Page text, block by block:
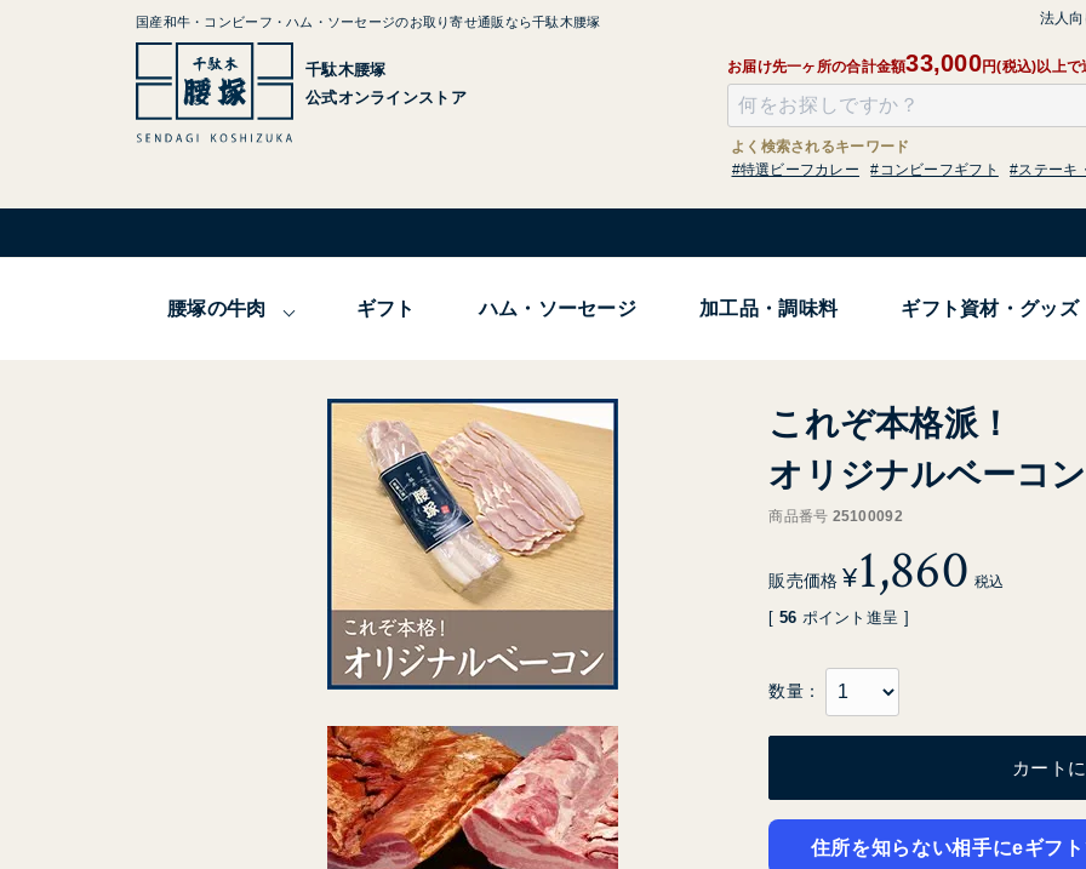
国産和牛・コンビーフ・ハム・ソーセージのお取り寄せ通販なら千駄木腰塚
千駄木腰塚
公式オンラインストア
法人
お届け先一ヶ所の合計金額33,000円(税込)以上で
よく検索されるキーワード
#特選ビーフカレー
#コンビーフギフト #ステーキ
腰塚の牛肉 ギフト ハム・ソーセージ 加工品・調味料 ギフト資材・グッズ
これぞ本格派！
オリジナルベー
商品番号 25100092
販売価格 ¥1,860 税込
[ 56 ポイント進呈 ]
カート
住所を知らない相手にeギフ